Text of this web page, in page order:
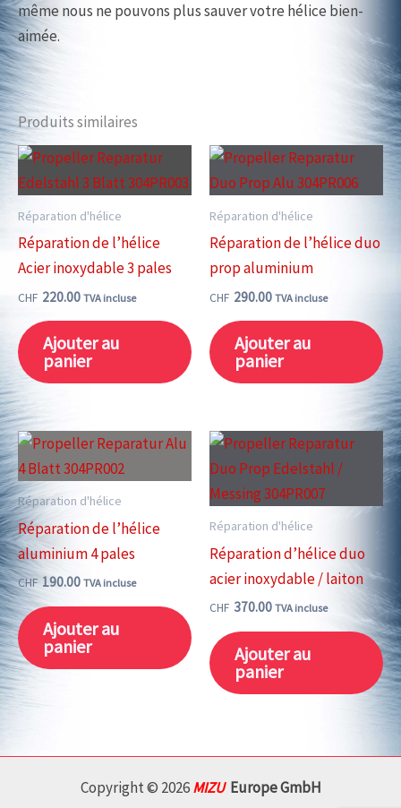
même nous ne pouvons plus sauver votre hélice bien-
aimée.
Produits similaires
Réparation d'hélice
Réparation de l’hélice
Acier inoxydable 3 pales
CHF 220.00 TVA incluse
Ajouter au
panier
Réparation d'hélice
Réparation de l’hélice duo
prop aluminium
CHF 290.00 TVA incluse
Ajouter au
panier
Réparation d'hélice
Réparation de l’hélice
aluminium 4 pales
CHF 190.00 TVA incluse
Ajouter au
panier
Réparation d'hélice
Réparation d’hélice duo
acier inoxydable / laiton
CHF 370.00 TVA incluse
Ajouter au
panier
Copyright © 2026MIZU Europe GmbH